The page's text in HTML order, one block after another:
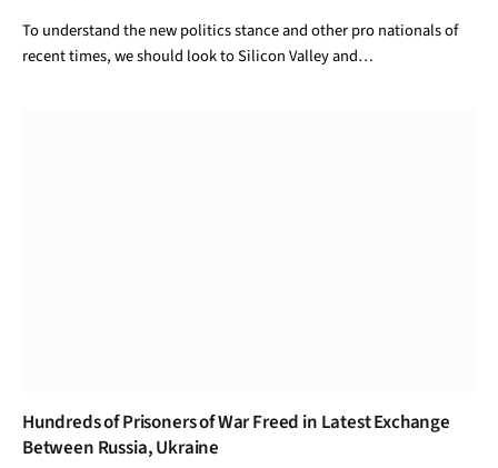
To understand the new politics stance and other pro nationals of
recent times, we should look to Silicon Valley and…
Hundreds of Prisoners of War Freed in Latest Exchange
Between Russia, Ukraine